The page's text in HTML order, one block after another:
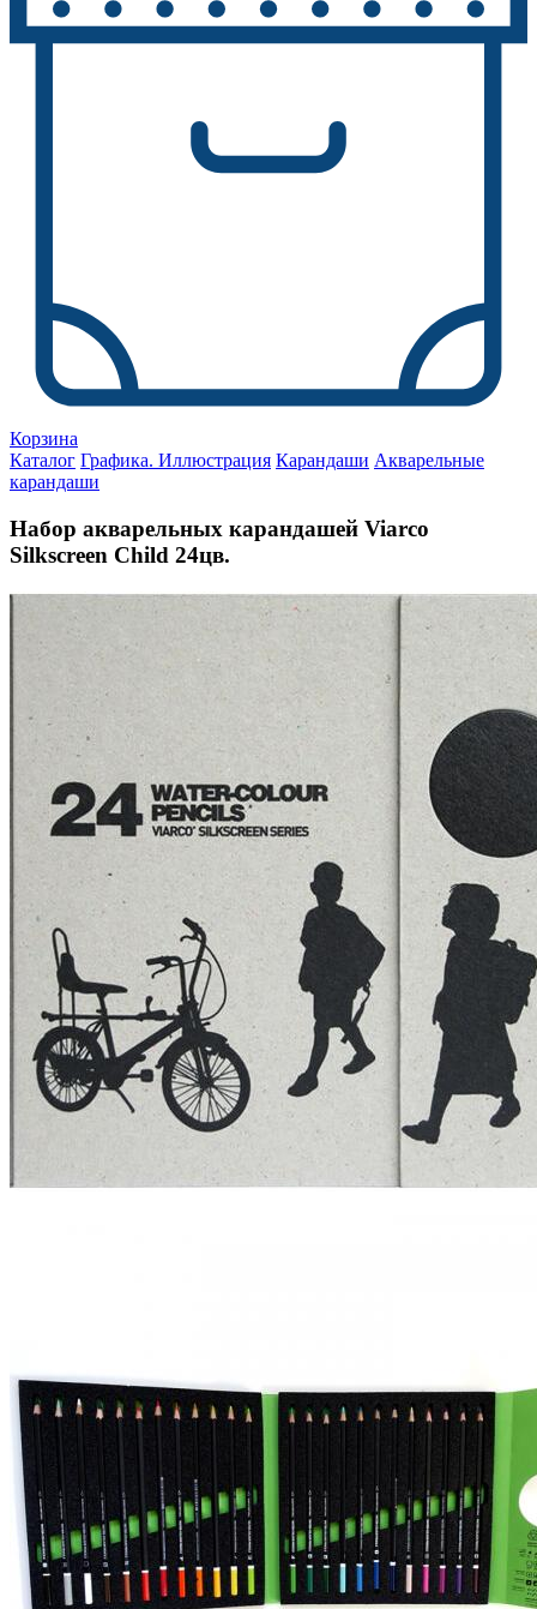
Корзина
Каталог Графика. Иллюстрация Карандаши Акварельные
карандаши
Набор акварельных карандашей Viarco
Silkscreen Child 24цв.